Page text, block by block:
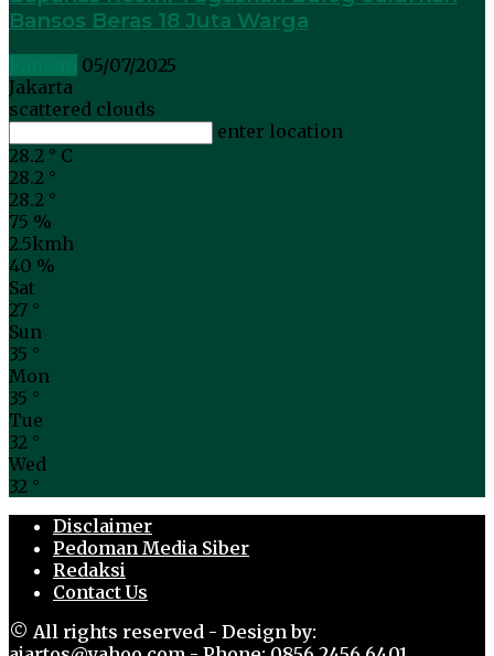
Bansos Beras 18 Juta Warga
05/07/2025
Jakarta
scattered clouds
enter location
28.2 ° C
28.2 °
28.2 °
75 %
2.5kmh
40 %
Sat
27 °
Sun
35 °
Mon
35 °
Tue
32 °
Wed
32 °
Disclaimer
Pedoman Media Siber
Redaksi
Contact Us
© All rights reserved - Design by: